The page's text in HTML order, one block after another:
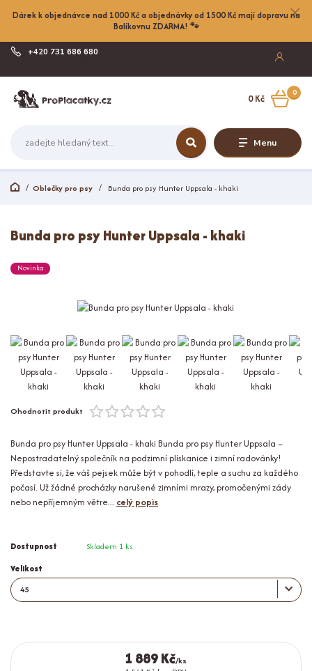
Dárek k objednávce nad 1000 Kč a objednávky od 1500 Kč mají dopravu na
Balíkovnu ZDARMA! 🐾
Menu
+420 731 686 680
0
0 Kč
Oblečky pro psy Bunda pro psy Hunter Uppsala - khaki
Bunda pro psy Hunter Uppsala - khaki
Novinka
Ohodnotit produkt
Bunda pro psy Hunter Uppsala - khaki Bunda pro psy Hunter Uppsala –
Nepostradatelný společník na podzimní plískanice i zimní radovánky!
Představte si, že váš pejsek může být v pohodlí, teple a suchu za každého
počasí. Už žádné procházky narušené zimními mrazy, promočenými zády
nebo nepříjemným větre... celý popis
Dostupnost Skladem 1 ks
Velikost
1 889 Kč/ks